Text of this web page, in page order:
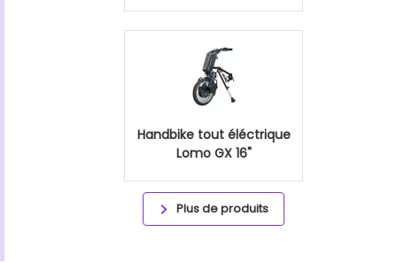
Handbike tout éléctrique
Lomo GX 16"
Plus de produits